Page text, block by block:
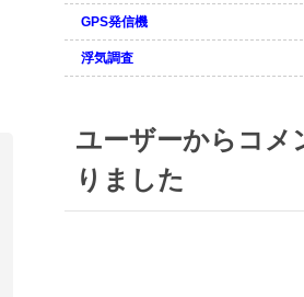
GPS発信機
浮気調査
ユーザーからコメ
りました